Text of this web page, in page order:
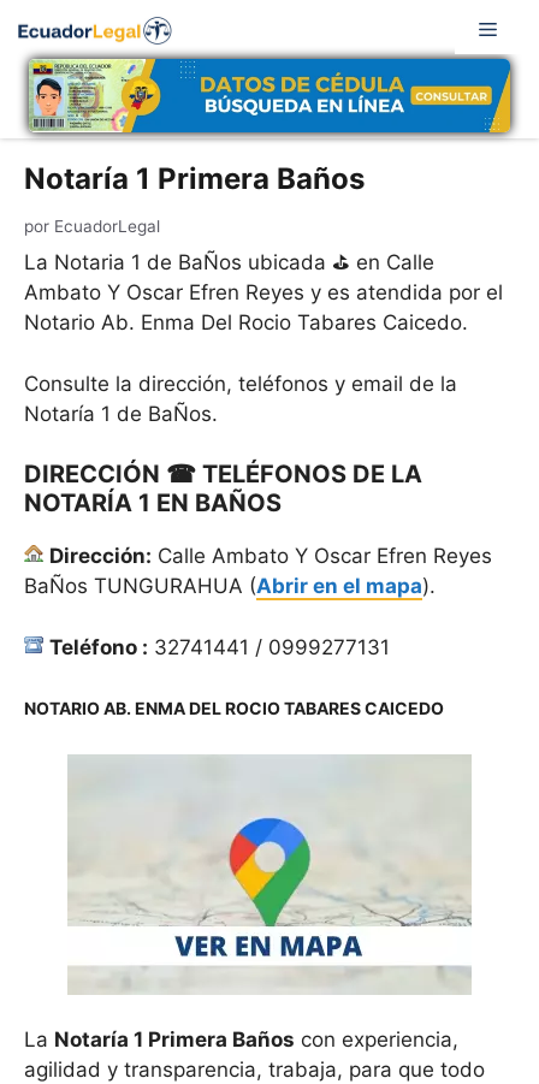
contenido
Notaría 1 Primera Baños
por EcuadorLegal
La Notaria 1 de BaÑos ubicada ⛳ en Calle
Ambato Y Oscar Efren Reyes y es atendida por el
Notario Ab. Enma Del Rocio Tabares Caicedo.
Consulte la dirección, teléfonos y email de la
Notaría 1 de BaÑos.
DIRECCIÓN ☎ TELÉFONOS DE LA
NOTARÍA 1 EN BAÑOS
Dirección: Calle Ambato Y Oscar Efren Reyes
BaÑos TUNGURAHUA (Abrir en el mapa).
Teléfono : 32741441 / 0999277131
NOTARIO AB. ENMA DEL ROCIO TABARES CAICEDO
La Notaría 1 Primera Baños con experiencia,
agilidad y transparencia, trabaja, para que todo